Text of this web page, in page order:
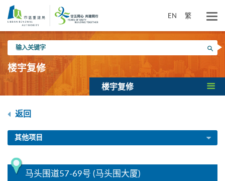
内
EN 繁
入
关
键
搜寻
楼宇复修
楼宇复修
返回
其他项目
马头围道57-69号 (马头围大厦)